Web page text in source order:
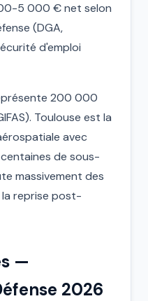
5 000 € net selon
(DGA,
d'emploi
200 000
Toulouse est la
avec
de sous-
massivement des
reprise post-
—
2026